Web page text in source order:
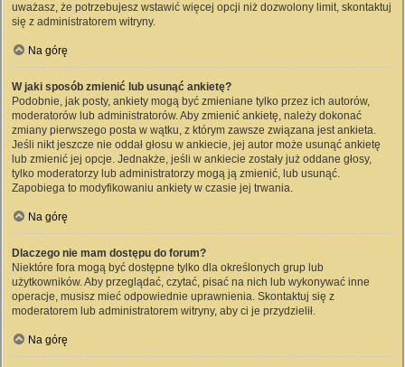
uważasz, że potrzebujesz wstawić więcej opcji niż dozwolony limit, skontaktuj
się z administratorem witryny.
Na górę
W jaki sposób zmienić lub usunąć ankietę?
Podobnie, jak posty, ankiety mogą być zmieniane tylko przez ich autorów,
moderatorów lub administratorów. Aby zmienić ankietę, należy dokonać
zmiany pierwszego posta w wątku, z którym zawsze związana jest ankieta.
Jeśli nikt jeszcze nie oddał głosu w ankiecie, jej autor może usunąć ankietę
lub zmienić jej opcje. Jednakże, jeśli w ankiecie zostały już oddane głosy,
tylko moderatorzy lub administratorzy mogą ją zmienić, lub usunąć.
Zapobiega to modyfikowaniu ankiety w czasie jej trwania.
Na górę
Dlaczego nie mam dostępu do forum?
Niektóre fora mogą być dostępne tylko dla określonych grup lub
użytkowników. Aby przeglądać, czytać, pisać na nich lub wykonywać inne
operacje, musisz mieć odpowiednie uprawnienia. Skontaktuj się z
moderatorem lub administratorem witryny, aby ci je przydzielił.
Na górę